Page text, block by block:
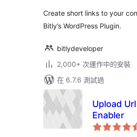
Create short links to your
Bitly’s WordPress Plugin.
bitlydeveloper
2,000+ 次運作中的安裝
在 6.7.6 測試過
Upload
Enabler